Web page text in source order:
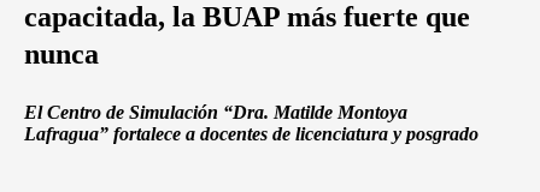
capacitada, la BUAP más fuerte que
nunca
El Centro de Simulación “Dra. Matilde Montoya
Lafragua” fortalece a docentes de licenciatura y posgrado